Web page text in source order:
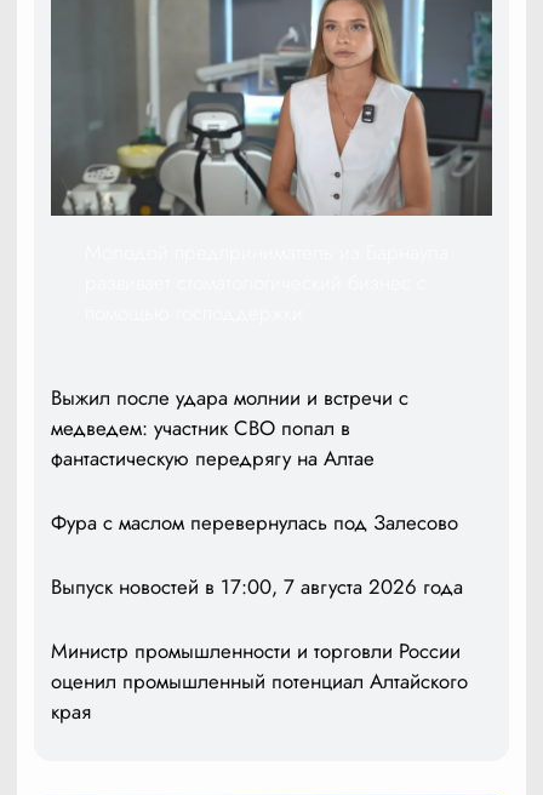
Выжил после удара молнии и встречи с
медведем: участник СВО попал в
фантастическую передрягу на Алтае
Фура с маслом перевернулась под Залесово
Выпуск новостей в 17:00, 7 августа 2026 года
Министр промышленности и торговли России
оценил промышленный потенциал Алтайского
края